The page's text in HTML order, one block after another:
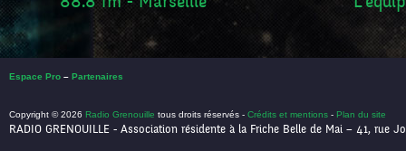
Espace Pro – Partenaires
Copyright © 2026 Radio Grenouille tous droits réservés - Crédits et mentions - Plan du site
RADIO GRENOUILLE - Association résidente à la Friche Belle de Mai – 41, rue